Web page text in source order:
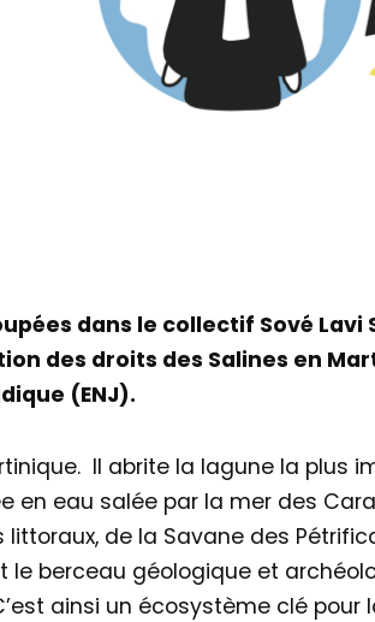
dans le collectif Sové Lavi
des droits des Salines en
(ENJ).
Il abrite la lagune la plus
en eau salée par la mer des
de la Savane des
berceau géologique et
ainsi un écosystème clé pour